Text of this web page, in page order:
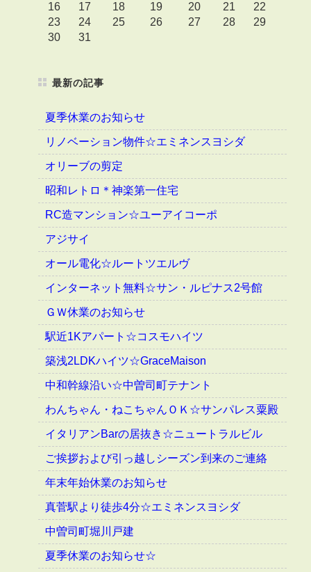
16
17 18 19 20 21
22
23
24 25 26 27 28
29
30
31
最新の記事
夏季休業のお知らせ
リノベーション物件☆エミネンスヨシダ
オリーブの剪定
昭和レトロ＊神楽第一住宅
RC造マンション☆ユーアイコーポ
アジサイ
オール電化☆ルートツエルヴ
インターネット無料☆サン・ルピナス2号館
ＧＷ休業のお知らせ
駅近1Kアパート☆コスモハイツ
築浅2LDKハイツ☆GraceMaison
中和幹線沿い☆中曽司町テナント
わんちゃん・ねこちゃんＯＫ☆サンパレス粟殿
イタリアンBarの居抜き☆ニュートラルビル
ご挨拶および引っ越しシーズン到来のご連絡
年末年始休業のお知らせ
真菅駅より徒歩4分☆エミネンスヨシダ
中曽司町堀川戸建
夏季休業のお知らせ☆